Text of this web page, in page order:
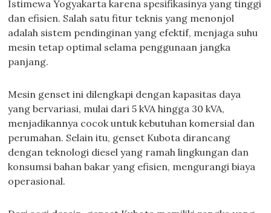
Istimewa Yogyakarta karena spesifikasinya yang tinggi
dan efisien. Salah satu fitur teknis yang menonjol
adalah sistem pendinginan yang efektif, menjaga suhu
mesin tetap optimal selama penggunaan jangka
panjang.
Mesin genset ini dilengkapi dengan kapasitas daya
yang bervariasi, mulai dari 5 kVA hingga 30 kVA,
menjadikannya cocok untuk kebutuhan komersial dan
perumahan. Selain itu, genset Kubota dirancang
dengan teknologi diesel yang ramah lingkungan dan
konsumsi bahan bakar yang efisien, mengurangi biaya
operasional.